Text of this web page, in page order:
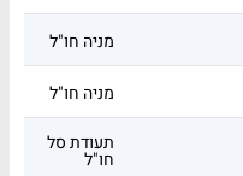
מניה חו"ל
מניה חו"ל
תעודת סל
חו"ל